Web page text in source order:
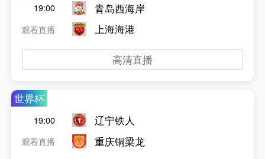
19:00
观看直播
青岛西海岸
上海海港
高清直播
世界杯
19:00
观看直播
辽宁铁人
重庆铜梁龙